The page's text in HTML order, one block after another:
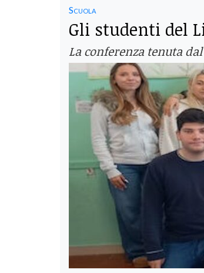
Scuola
Gli studenti del
La conferenza tenuta